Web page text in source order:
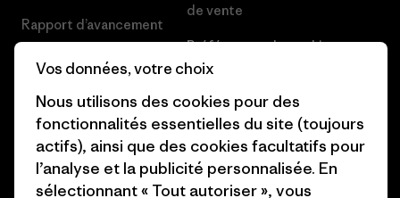
Rapport d’avancement
Business Unusual
Objectifs climatiques
1% For The Planet
Comment nous finançons
de vente
Préférences de cookie
Presse et media
Industry program
Programme d’affiliation
Vos données, votre choix
Nous utilisons des cookies pour des
fonctionnalités essentielles du site (toujours
actifs), ainsi que des cookies facultatifs pour
l’analyse et la publicité personnalisée. En
sélectionnant « Tout autoriser », vous